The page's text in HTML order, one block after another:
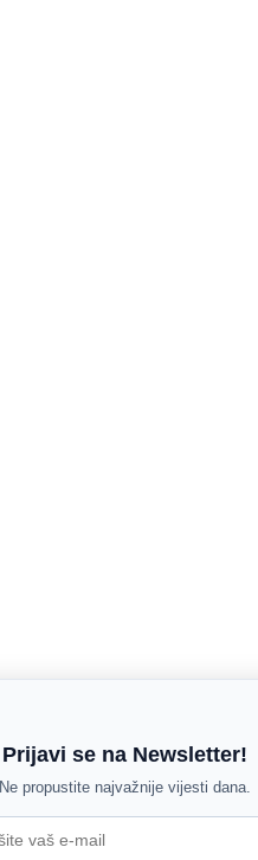
Prijavi se na Newsletter!
Ne propustite najvažnije vijesti dana.